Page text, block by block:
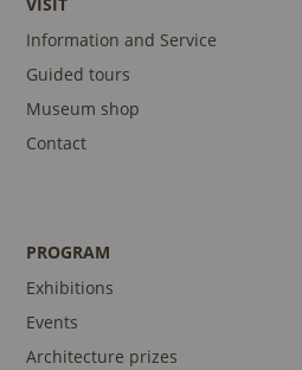
Information and Service
Guided tours
Museum shop
Contact
PROGRAM
Exhibitions
Events
Architecture prizes